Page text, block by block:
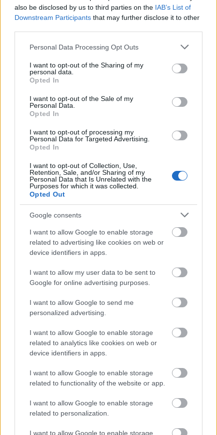
also be disclosed by us to third parties on the IAB’s List of
Downstream Participants that may further disclose it to other
Please note that this website/app uses one or more Google
not limited to your visit or usage behaviour. You may click to
grant or deny consent to Google and its third-party tags to
use your data for below specified purposes in below Google
consent section.
Personal Data Processing Opt Outs
I want to opt-out of the Sharing of my
personal data.
Opted In
I want to opt-out of the Sale of my
Personal Data.
Opted In
I want to opt-out of processing my
Personal Data for Targeted Advertising.
Opted In
I want to opt-out of Collection, Use,
Retention, Sale, and/or Sharing of my
Personal Data that Is Unrelated with the
Purposes for which it was collected.
Opted Out
Google consents
I want to allow Google to enable storage
related to advertising like cookies on web or
device identifiers in apps.
I want to allow my user data to be sent to
Google for online advertising purposes.
I want to allow Google to send me
personalized advertising.
I want to allow Google to enable storage
related to analytics like cookies on web or
device identifiers in apps.
I want to allow Google to enable storage
related to functionality of the website or app.
I want to allow Google to enable storage
related to personalization.
I want to allow Google to enable storage
Életem egyik legbizarrabb
gasztroélménye
világevő•2023. január 01.
Meglepő módon nem valami furcsa alapanyaghoz
kapcsolódik, pedig azokat is mindig megkóstolom,
hanem a legfurcsább vendéglátóipari
létesítményhez, ...